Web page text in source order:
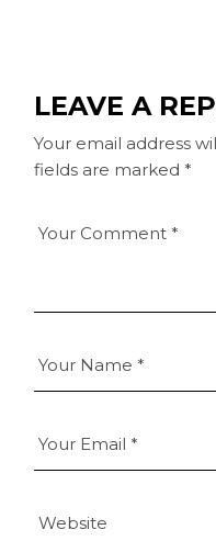
LEAVE A
Your email address
fields are marked *